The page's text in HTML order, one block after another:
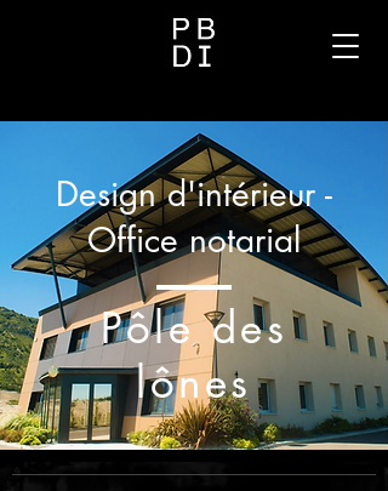
Design d'intérieur -
Office notarial
Pôle des
lônes